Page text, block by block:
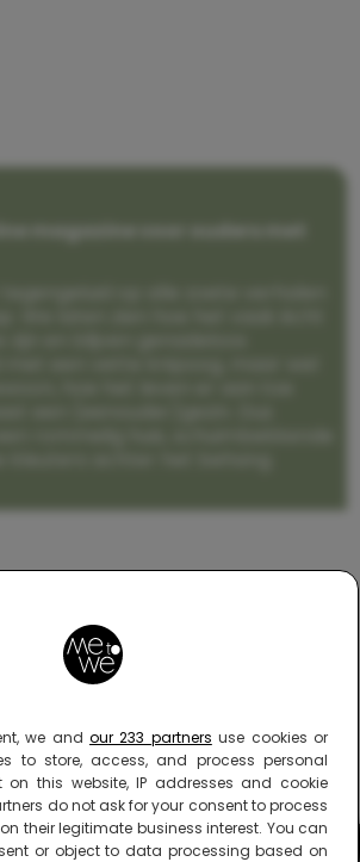
we and our 233 partners use cookies or
to store, access, and process personal
this website, IP addresses and cookie
do not ask for your consent to process
their legitimate business interest. You can
or object to data processing based on
magazine voor ouders met